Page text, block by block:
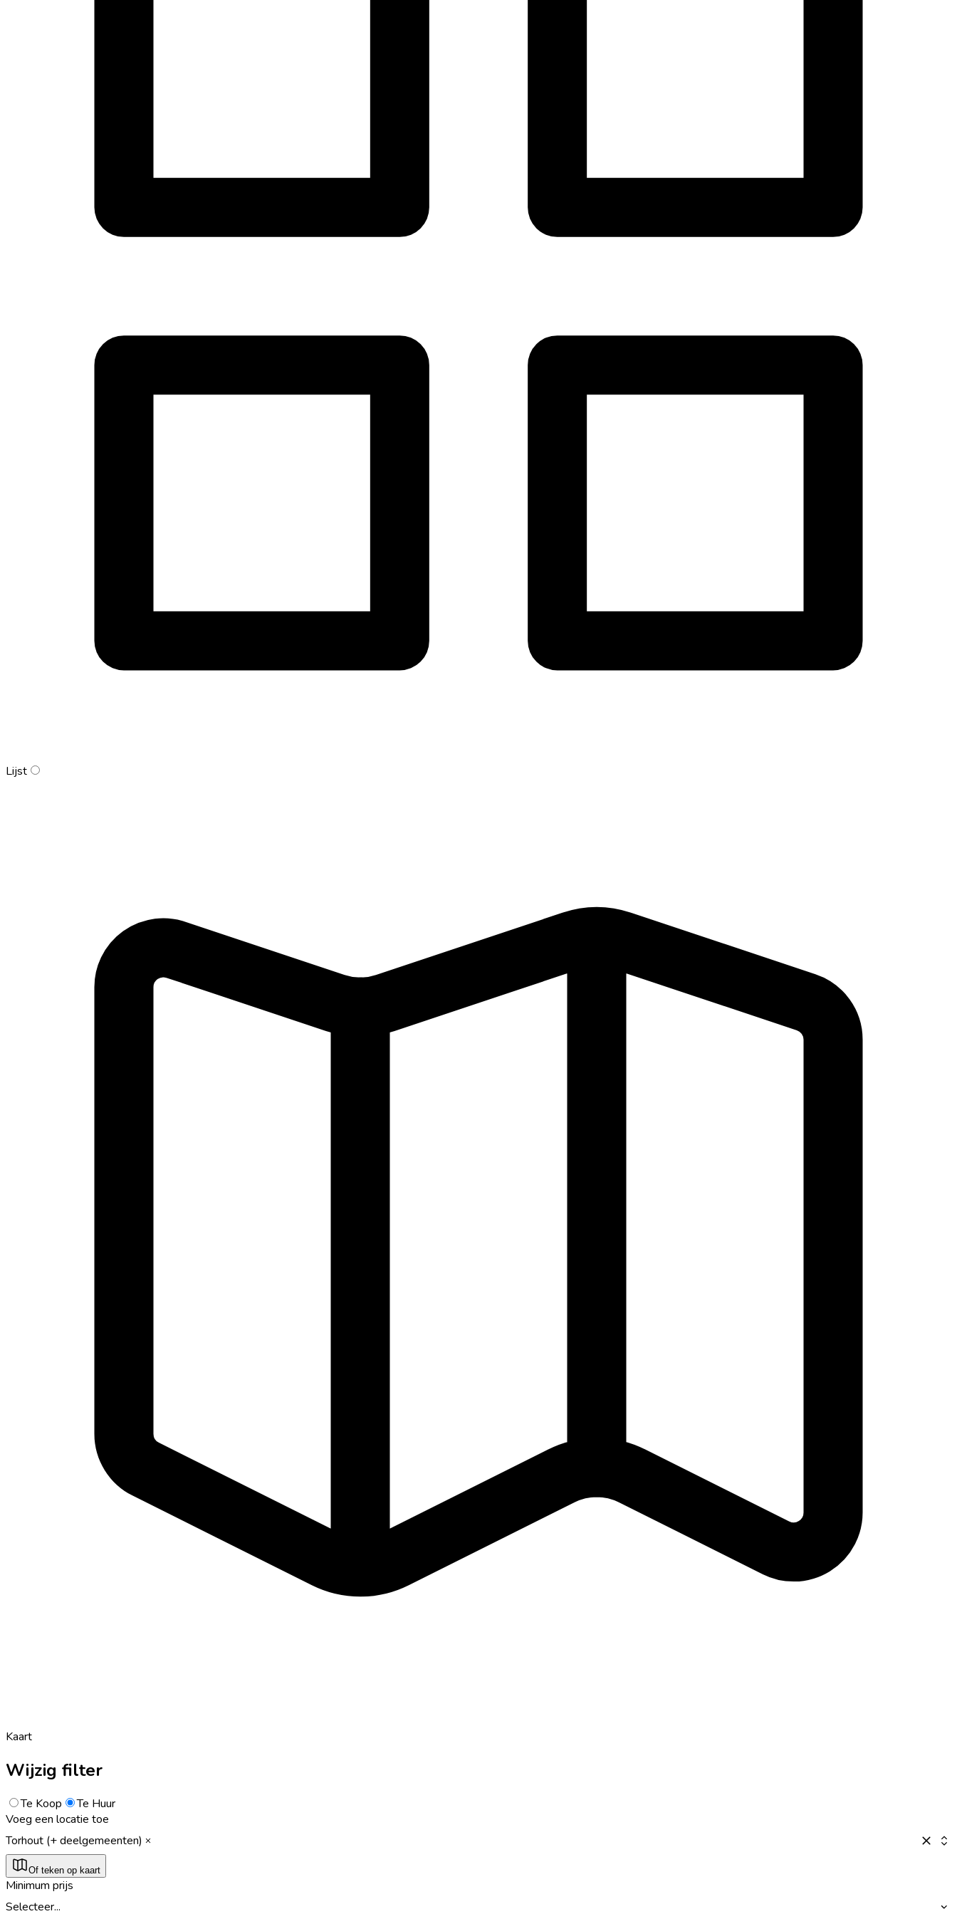
Lijst
Kaart
Wijzig filter
Te Koop
Te Huur
Voeg een locatie toe
Torhout (+ deelgemeenten)
Of teken op kaart
Minimum prijs
Selecteer...